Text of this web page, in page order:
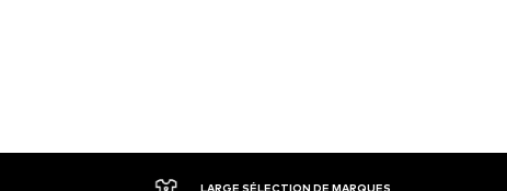
LARGE SÉLECTION DE MARQUES